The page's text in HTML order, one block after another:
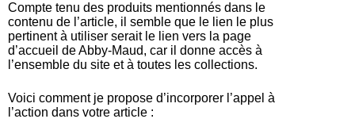
Compte tenu des produits mentionnés dans le
contenu de l’article, il semble que le lien le plus
pertinent à utiliser serait le lien vers la page
d’accueil de Abby-Maud, car il donne accès à
l’ensemble du site et à toutes les collections.
Voici comment je propose d’incorporer l’appel à
l’action dans votre article :